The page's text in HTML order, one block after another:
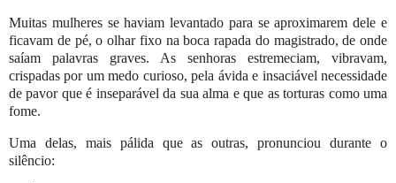
Muitas mulheres se haviam levantado para se aproximarem dele e
ficavam de pé, o olhar fixo na boca rapada do magistrado, de onde
saíam palavras graves. As senhoras estremeciam, vibravam,
crispadas por um medo curioso, pela ávida e insaciável necessidade
de pavor que é inseparável da sua alma e que as torturas como uma
fome.
Uma delas, mais pálida que as outras, pronunciou durante o
silêncio: